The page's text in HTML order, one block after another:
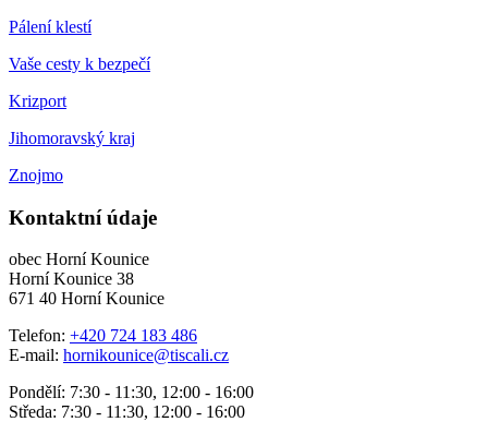
Pálení klestí
Vaše cesty k bezpečí
Krizport
Jihomoravský kraj
Znojmo
Kontaktní údaje
obec Horní Kounice
Horní Kounice 38
671 40 Horní Kounice
Telefon: +420 724 183 486
E-mail: hornikounice@tiscali.cz
Pondělí: 7:30 - 11:30, 12:00 - 16:00
Středa: 7:30 - 11:30, 12:00 - 16:00